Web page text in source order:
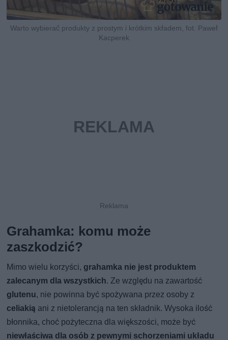
Warto wybierać produkty z prostym i krótkim składem, fot. Paweł
Kacperek
Grahamka: komu może
zaszkodzić?
Mimo wielu korzyści, grahamka nie jest produktem
zalecanym dla wszystkich. Ze względu na zawartość
glutenu, nie powinna być spożywana przez osoby z
celiakią ani z nietolerancją na ten składnik. Wysoka ilość
błonnika, choć pożyteczna dla większości, może być
niewłaściwa dla osób z pewnymi schorzeniami układu